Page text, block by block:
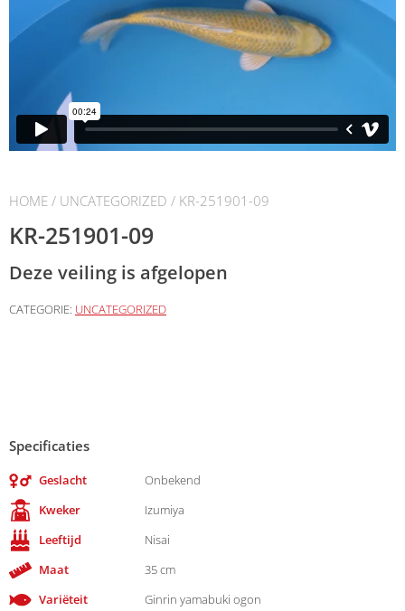
HOME / UNCATEGORIZED / KR-251901-09
KR-251901-09
Deze veiling is afgelopen
CATEGORIE: UNCATEGORIZED
Specificaties
Geslacht
Onbekend
Kweker
Izumiya
Leeftijd
Nisai
Maat
35 cm
Variëteit
Ginrin yamabuki ogon